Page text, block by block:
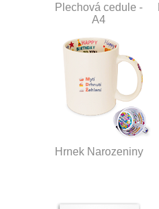
Plechová cedule -
A4
Hrnek Narozeniny